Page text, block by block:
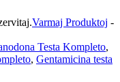
Varmaj Produktoj -
Testa Kompleto,
, Gentamicina testa